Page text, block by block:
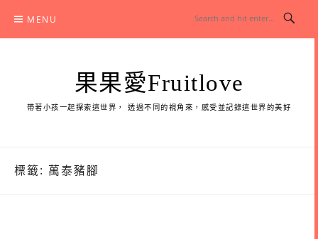
content
MENU
果果愛Fruitlove
帶著小孩一起探索這世界， 透過不同的視角來，感受並記錄這世界的美好
標籤: 萬泰豬腳